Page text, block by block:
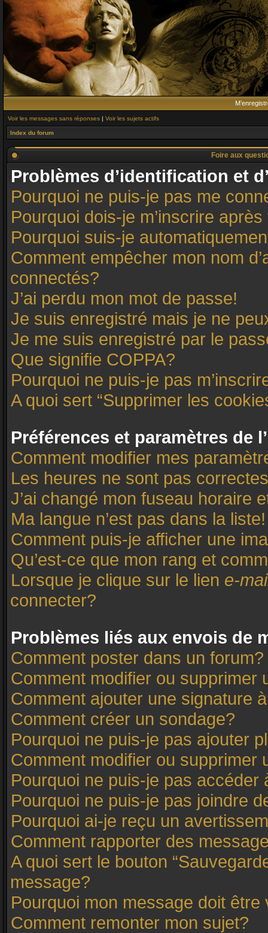
Voir les messages sans réponses | Voir les sujets actifs
Index du forum
Foire aux
Problèmes d’identification et
Pourquoi ne puis-je pas me
Pourquoi dois-je m’inscrire après
Pourquoi suis-je
Comment empêcher mon nom
connectés?
J’ai perdu mon mot de passe!
Je suis enregistré mais je ne
Je me suis enregistré par le
Que signifie COPPA?
Pourquoi ne puis-je pas
A quoi sert “Supprimer les
Préférences et paramètres de
Comment modifier mes
Les heures ne sont pas
J’ai changé mon fuseau horaire
Ma langue n’est pas dans la liste!
Comment puis-je afficher une
Qu’est-ce que mon rang et
Lorsque je clique sur le lien e-
connecter?
Problèmes liés aux envois de
Comment poster dans un forum?
Comment modifier ou supprimer
Comment ajouter une signature
Comment créer un sondage?
Pourquoi ne puis-je pas ajouter
Comment modifier ou supprimer
Pourquoi ne puis-je pas accéder
Pourquoi ne puis-je pas joindre
Pourquoi ai-je reçu un
Comment rapporter des
A quoi sert le bouton
message?
Pourquoi mon message doit être
Comment remonter mon sujet?